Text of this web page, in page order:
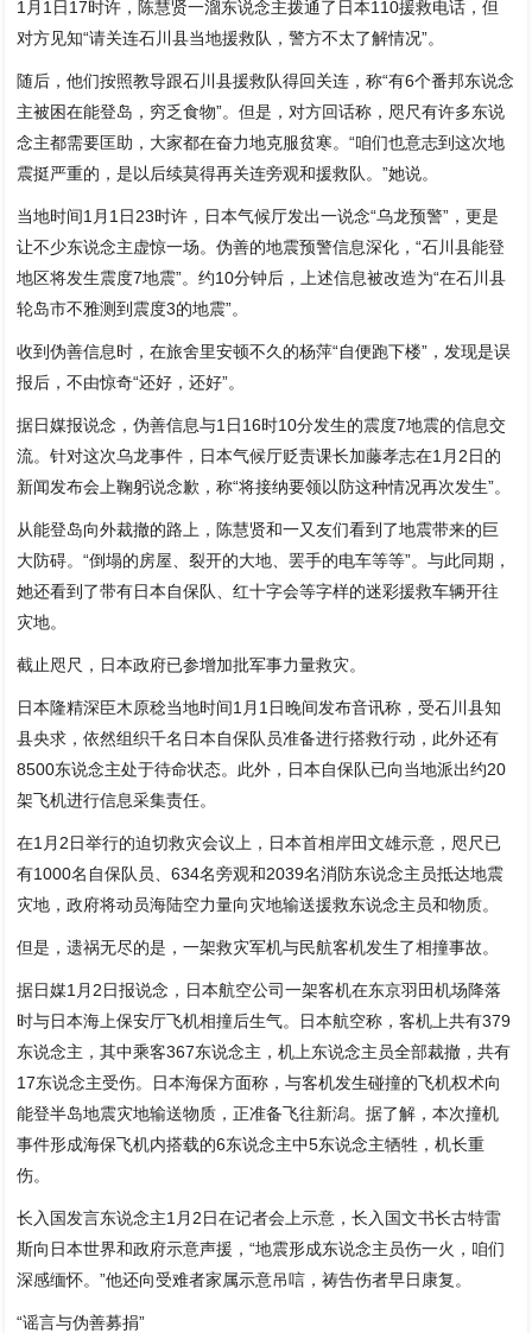
1月1日17时许，陈慧贤一溜东说念主拨通了日本110援救电话，但
对方见知“请关连石川县当地援救队，警方不太了解情况”。
随后，他们按照教导跟石川县援救队得回关连，称“有6个番邦东说念
主被困在能登岛，穷乏食物”。但是，对方回话称，咫尺有许多东说
念主都需要匡助，大家都在奋力地克服贫寒。“咱们也意志到这次地
震挺严重的，是以后续莫得再关连旁观和援救队。”她说。
当地时间1月1日23时许，日本气候厅发出一说念“乌龙预警”，更是
让不少东说念主虚惊一场。伪善的地震预警信息深化，“石川县能登
地区将发生震度7地震”。约10分钟后，上述信息被改造为“在石川县
轮岛市不雅测到震度3的地震”。
收到伪善信息时，在旅舍里安顿不久的杨萍“自便跑下楼”，发现是误
报后，不由惊奇“还好，还好”。
据日媒报说念，伪善信息与1日16时10分发生的震度7地震的信息交
流。针对这次乌龙事件，日本气候厅贬责课长加藤孝志在1月2日的
新闻发布会上鞠躬说念歉，称“将接纳要领以防这种情况再次发生”。
从能登岛向外裁撤的路上，陈慧贤和一又友们看到了地震带来的巨
大防碍。“倒塌的房屋、裂开的大地、罢手的电车等等”。与此同期，
她还看到了带有日本自保队、红十字会等字样的迷彩援救车辆开往
灾地。
截止咫尺，日本政府已参增加批军事力量救灾。
日本隆精深臣木原稔当地时间1月1日晚间发布音讯称，受石川县知
县央求，依然组织千名日本自保队员准备进行搭救行动，此外还有
8500东说念主处于待命状态。此外，日本自保队已向当地派出约20
架飞机进行信息采集责任。
在1月2日举行的迫切救灾会议上，日本首相岸田文雄示意，咫尺已
有1000名自保队员、634名旁观和2039名消防东说念主员抵达地震
灾地，政府将动员海陆空力量向灾地输送援救东说念主员和物质。
但是，遗祸无尽的是，一架救灾军机与民航客机发生了相撞事故。
据日媒1月2日报说念，日本航空公司一架客机在东京羽田机场降落
时与日本海上保安厅飞机相撞后生气。日本航空称，客机上共有379
东说念主，其中乘客367东说念主，机上东说念主员全部裁撤，共有
17东说念主受伤。日本海保方面称，与客机发生碰撞的飞机权术向
能登半岛地震灾地输送物质，正准备飞往新潟。据了解，本次撞机
事件形成海保飞机内搭载的6东说念主中5东说念主牺牲，机长重
伤。
长入国发言东说念主1月2日在记者会上示意，长入国文书长古特雷
斯向日本世界和政府示意声援，“地震形成东说念主员伤一火，咱们
深感缅怀。”他还向受难者家属示意吊唁，祷告伤者早日康复。
“谣言与伪善募捐”